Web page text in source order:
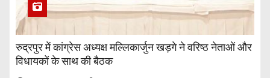
रुद्रपुर में कांग्रेस अध्यक्ष मल्लिकार्जुन खड़गे ने वरिष्ठ नेताओं और
विधायकों के साथ की बैठक